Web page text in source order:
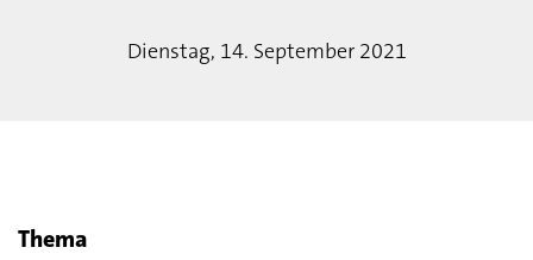
Dienstag, 14. September 2021
Thema